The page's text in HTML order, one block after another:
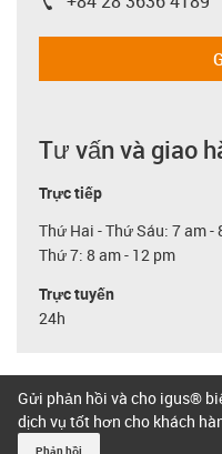
igus-icon-phone
Tư vấn và giao
Trực tiếp
Thứ Hai - Thứ Sáu: 7 am -
Thứ 7: 8 am - 12 pm
Trực tuyến
24h
Gửi phản hồi và cho igus®
dịch vụ tốt hơn cho khách
Phản hồi